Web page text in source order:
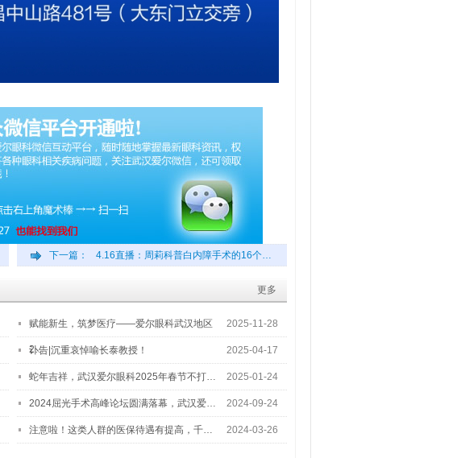
下一篇： 4.16直播：周莉科普白内障手术的16个…
更多
赋能新生，筑梦医疗——爱尔眼科武汉地区
2…
2025-11-28
讣告|沉重哀悼喻长泰教授！ 2025-04-17
蛇年吉祥，武汉爱尔眼科2025年春节不打… 2025-01-24
2024屈光手术高峰论坛圆满落幕，武汉爱… 2024-09-24
注意啦！这类人群的医保待遇有提高，千… 2024-03-26